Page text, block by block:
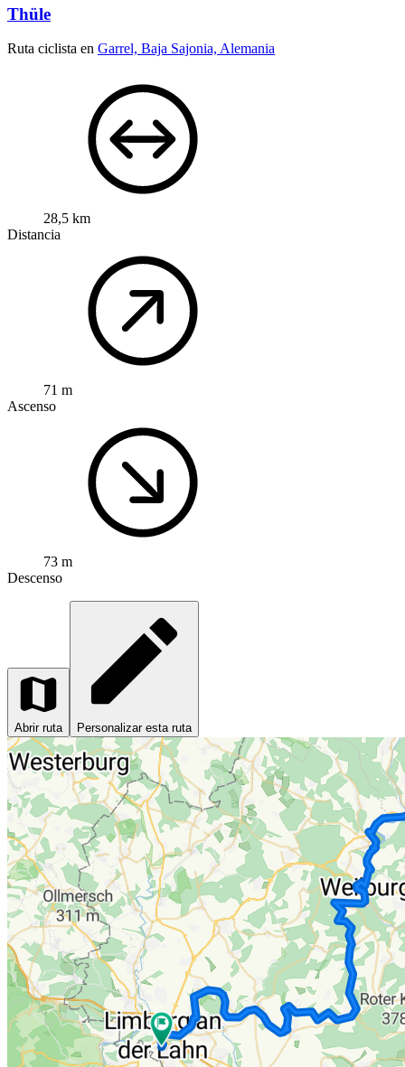
Thüle
Ruta ciclista en Garrel, Baja Sajonia, Alemania
28,5 km
Distancia
71 m
Ascenso
73 m
Descenso
Abrir ruta Personalizar esta ruta